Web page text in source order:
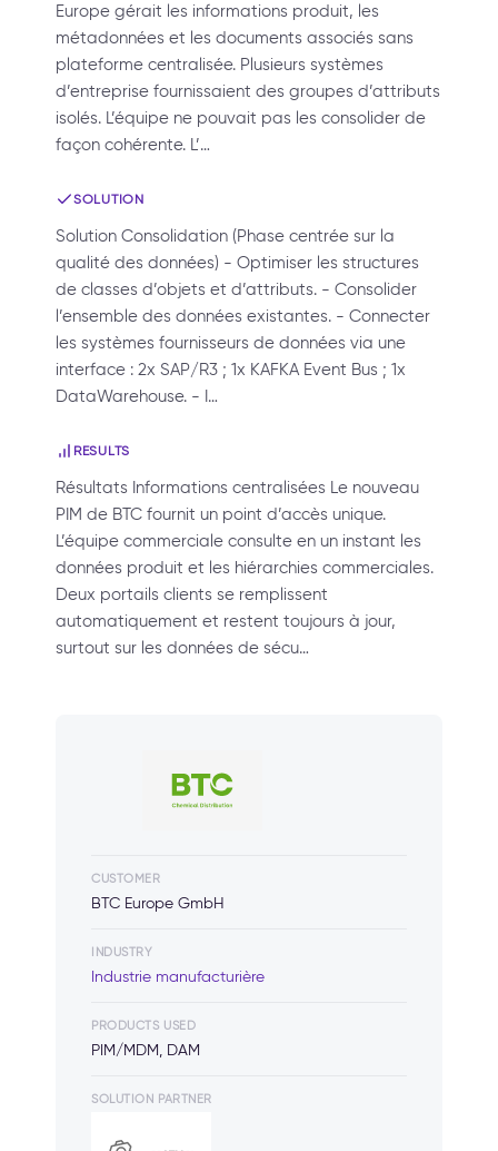
Europe gérait les informations produit, les
métadonnées et les documents associés sans
plateforme centralisée. Plusieurs systèmes
d’entreprise fournissaient des groupes d’attributs
isolés. L’équipe ne pouvait pas les consolider de
façon cohérente. L’…
SOLUTION
Solution Consolidation (Phase centrée sur la
qualité des données) - Optimiser les structures
de classes d’objets et d’attributs. - Consolider
l’ensemble des données existantes. - Connecter
les systèmes fournisseurs de données via une
interface : 2x SAP/R3 ; 1x KAFKA Event Bus ; 1x
DataWarehouse. - I…
RESULTS
Résultats Informations centralisées Le nouveau
PIM de BTC fournit un point d’accès unique.
L’équipe commerciale consulte en un instant les
données produit et les hiérarchies commerciales.
Deux portails clients se remplissent
automatiquement et restent toujours à jour,
surtout sur les données de sécu…
CUSTOMER
BTC Europe GmbH
INDUSTRY
Industrie manufacturière
PRODUCTS USED
PIM/MDM, DAM
SOLUTION PARTNER